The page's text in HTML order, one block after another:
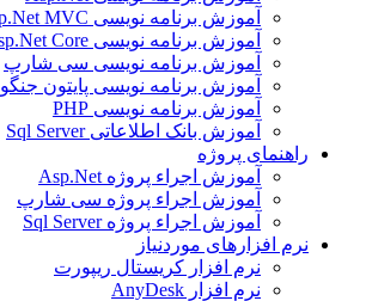
آموزش برنامه نویسی Asp.Net MVC
آموزش برنامه نویسی Asp.Net Core
آموزش برنامه نویسی سی شارپ
آموزش برنامه نویسی پایتون جنگو
آموزش برنامه نویسی PHP
آموزش بانک اطلاعاتی Sql Server
راهنمای پروژه
آموزش اجراء پروژه Asp.Net
آموزش اجراء پروژه سی شارپ
آموزش اجراء پروژه Sql Server
نرم افزارهای موردنیاز
نرم افزار کریستال ریپورت
نرم افزار AnyDesk